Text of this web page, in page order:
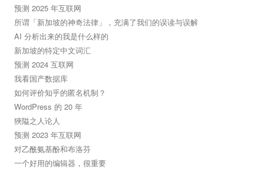
预测 2025 年互联网
所谓「新加坡的神奇法律」，充满了我们的误读与误解
AI 分析出来的我是什么样的
新加坡的特定中文词汇
预测 2024 互联网
我看国产数据库
如何评价知乎的匿名机制？
WordPress 的 20 年
狹隘之人论人
预测 2023 年互联网
对乙酰氨基酚和布洛芬
一个好用的编辑器，很重要